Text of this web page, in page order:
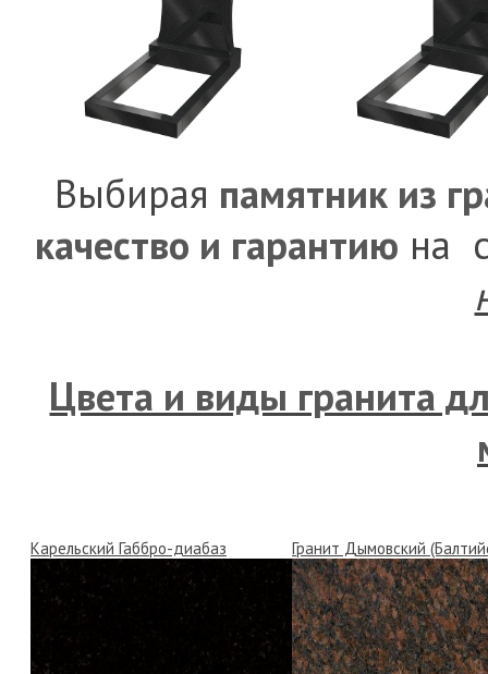
Выбирая памятник из
качество и гарантию на
Цвета и виды гранита
Карельский Габбро-диабаз Гранит Дымовский